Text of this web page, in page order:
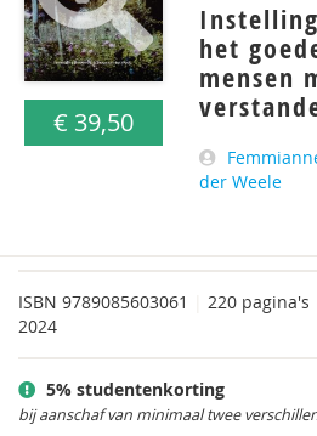
€ 39,50
het
mensen
der Weele
ISBN 9789085603061 220 pagina's
2024
5% studentenkorting
bij aanschaf van minimaal twee